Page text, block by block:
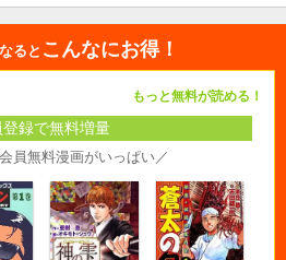
ると こんなにお得！
もっと無料が読める！
登録で無料増量
員無料漫画がいっぱい／